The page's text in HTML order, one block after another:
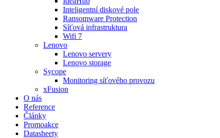
Inteligentní diskové pole
Ransomware Protection
Síťová infrastruktura
Wifi 7
Lenovo
Lenovo servery
Lenovo storage
Sycope
Monitoring síťového provozu
xFusion
O nás
Reference
Články
Promoakce
Datasheety